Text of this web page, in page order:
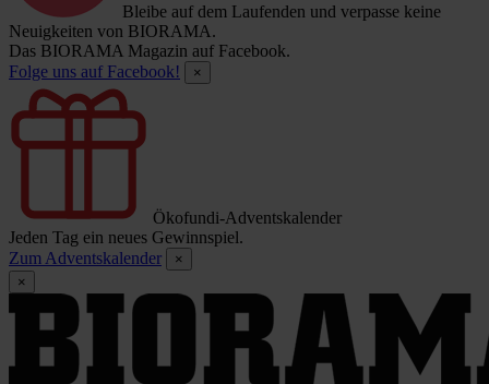
Bleibe auf dem Laufenden und verpasse keine
Neuigkeiten von BIORAMA.
Das BIORAMA Magazin auf Facebook.
Folge uns auf Facebook!
×
Ökofundi-Adventskalender
Jeden Tag ein neues Gewinnspiel.
Zum Adventskalender
×
×